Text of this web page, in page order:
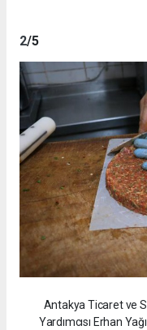
2/5
Antakya Ticaret ve
Yardımcısı Erhan